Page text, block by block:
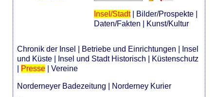
Insel/Stadt| Bilder/Prospekte|
Daten/Fakten
Kunst/Kultur
Chronik der Insel Betriebe und Einrichtungen
Insel
und Küste
Insel und Stadt Historisch
Küstenschutz
Presse |Vereine
Norderneyer Badezeitung Norderney Kurier